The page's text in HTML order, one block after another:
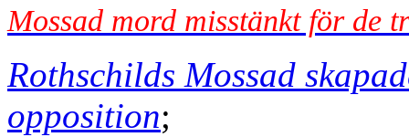
Mossad mord misstänkt för de
Rothschilds Mossad
opposition;